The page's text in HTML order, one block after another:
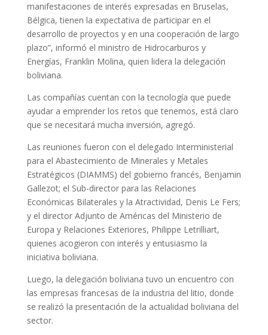
manifestaciones de interés expresadas en Bruselas,
Bélgica, tienen la expectativa de participar en el
desarrollo de proyectos y en una cooperación de largo
plazo”, informó el ministro de Hidrocarburos y
Energías, Franklin Molina, quien lidera la delegación
boliviana.
Las compañías cuentan con la tecnología que puede
ayudar a emprender los retos que tenemos, está claro
que se necesitará mucha inversión, agregó.
Las reuniones fueron con el delegado Interministerial
para el Abastecimiento de Minerales y Metales
Estratégicos (DIAMMS) del gobierno francés, Benjamin
Gallezot; el Sub-director para las Relaciones
Económicas Bilaterales y la Atractividad, Denis Le Fers;
y el director Adjunto de Américas del Ministerio de
Europa y Relaciones Exteriores, Philippe Letrilliart,
quienes acogieron con interés y entusiasmo la
iniciativa boliviana.
Luego, la delegación boliviana tuvo un encuentro con
las empresas francesas de la industria del litio, donde
se realizó la presentación de la actualidad boliviana del
sector.